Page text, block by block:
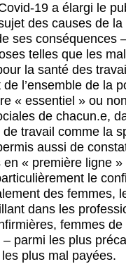
19 a élargi le
des causes de la
ses conséquences
telles que les
la santé des
l’ensemble de la
« essentiel » ou
de chacun.e,
de travail comme la
aussi de
« première ligne »
le
des femmes,
dans les
femmes de
parmi les plus
plus mal payées.